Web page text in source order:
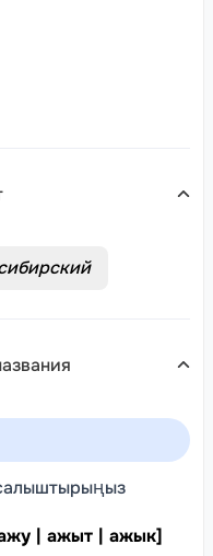
| ажыт | ажык]